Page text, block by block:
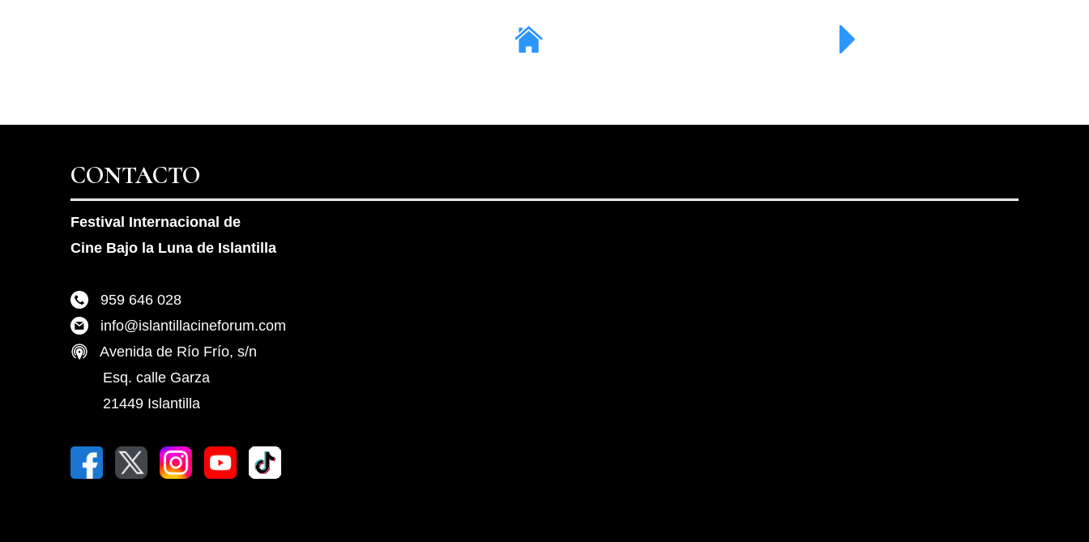
CONTACTO
Festival Internacional de
Cine Bajo la Luna de Islantilla
959 646 028
info@islantillacineforum.com
Avenida de Río Frío, s/n
Esq. calle Garza
21449 Islantilla